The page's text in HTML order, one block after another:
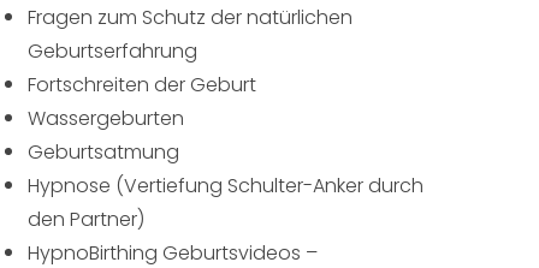
Fragen zum Schutz der natürlichen
Geburtserfahrung
Fortschreiten der Geburt
Wassergeburten
Geburtsatmung
Hypnose (Vertiefung Schulter-Anker durch
den Partner)
HypnoBirthing Geburtsvideos –